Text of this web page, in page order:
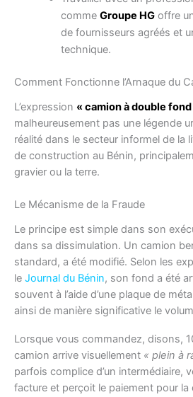
comme Groupe HGoffre
de fournisseurs agréés et
technique.
Comment Fonctionne l’Arnaque du
L’expression « camion à double fond
malheureusement pas une légende
réalité dans le secteur informel de la
de construction au Bénin,
gravier ou la terre.
Le Mécanisme de la Fraude
Le principe est simple dans son
dans sa dissimulation. Un camion
standard, a été modifié. Selon les
le Journal du Bénin, son fond a été
souvent à l’aide d’une plaque de
ainsi de manière significative le
Lorsque vous commandez, disons,
camion arrive visuellement « plein à
parfois complice d’un intermédiaire,
facture et perçoit le paiement pour